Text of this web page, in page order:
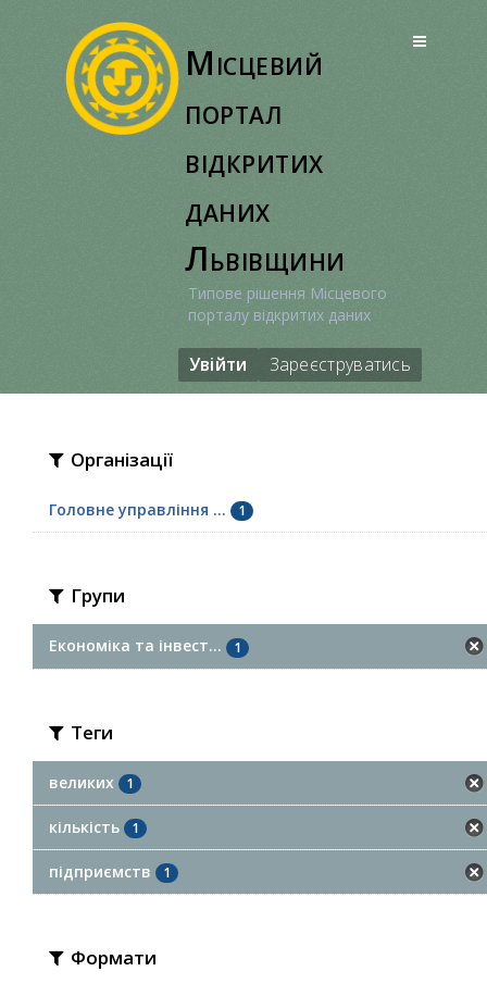
Місцевий
портал
відкритих
даних
Львівщини
Типове рішення Місцевого
порталу відкритих даних
Увійти Зареєструватись
Організації
Головне управління ... 1
Групи
Економіка та інвест... 1
Теги
великих 1
кількість 1
підприємств 1
Формати